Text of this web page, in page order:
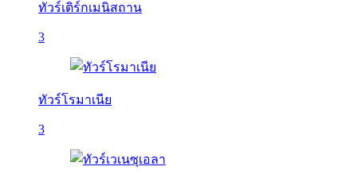
ทัวร์เติร์กเมนิสถาน
3
ทัวร์โรมาเนีย
3